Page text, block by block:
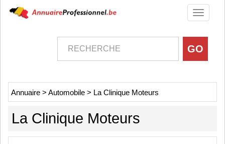
Toggle
Annuaire > Automobile > La Clinique Moteurs
La Clinique Moteurs